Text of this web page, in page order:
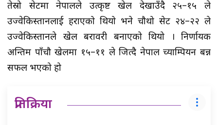
तेस्रो सेटमा नेपालले उत्कृष्ट खेल देखाउँदै २५–१५ ले
उज्वेकिस्तानलाई हराएको थियो भने चौथो सेट २४–२२ ले
उज्वेकिस्तानले खेल बरावरी बनाएको थियो । निर्णायक
अन्तिम पाँचौ खेलमा १५–११ ले जित्दै नेपाल च्याम्पियन बन्न
सफल भएको हो
प्रतिक्रिया